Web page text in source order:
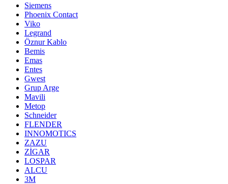
Siemens
Phoenix Contact
Viko
Legrand
Öznur Kablo
Bemis
Emas
Entes
Gwest
Grup Arge
Mavili
Metop
Schneider
FLENDER
INNOMOTICS
ZAZU
ZİGAR
LOSPAR
ALCU
3M